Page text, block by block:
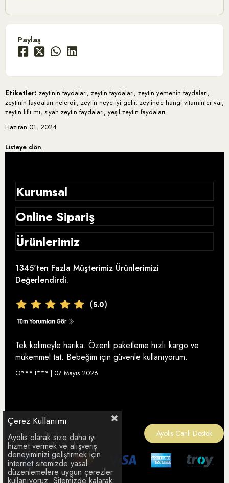
Paylaş
Etiketler: zeytinin faydaları, zeytin faydaları, zeytin yemenin faydaları,
zeytinin faydaları nelerdir, zeytin neye iyi gelir, zeytinde hangi vitaminler var,
zeytin lifli mi, siyah zeytin faydaları, yeşil zeytin faydaları
Haziran 01, 2024
Listeye dön
Kurumsal
Hikayemiz
Blog
Analizler ve Sertifikalar
Ayolis Instagram
Ayolis Facebook
Ayolis İletişim
Online Sipariş
Gizlilik Sözleşmesi
Satış Sözleşmesi
Teslimat ve Kargo
Ödeme Seçenekleri
Sıkça Sorulan Sorular
Ürünlerimiz
Zeytinyağı
Organik Zeytinyağı
En İyi Organik Zeytinyağı
Yüksek Polifenollü Zeytinyağı
Memecik Zeytinyağı
1345'ten Fazla Müşterimiz Ürünlerimizi
Değerlendirdi.
Tek kelimeyle harika. Özenli paketleme hızlı kargo ve
mükemmel tat. Bebeğim için güvenle kullanıyorum.
Ö*** İ*** | 07 Mayıs 2026
© 2026 Ayolis Ayolis Canlı Destek
Çerez Kullanımı
Ayolis olarak size daha iyi
hizmet vermek ve alışveriş
deneyiminizi geliştirmek için
internet sitemizde yasal
düzenlemelere uygun çerezler